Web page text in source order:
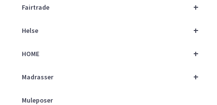
+
Fairtrade
+
Helse
+
HOME
+
Madrasser
Muleposer